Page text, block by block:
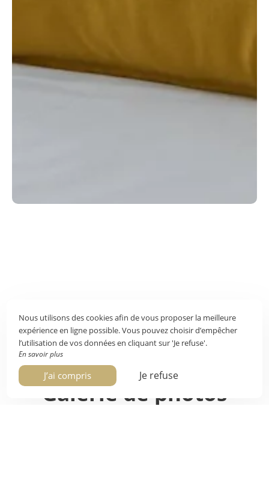
Galerie de photos
Nous utilisons des cookies afin de vous proposer la meilleure
expérience en ligne possible. Vous pouvez choisir d’empêcher
l’utilisation de vos données en cliquant sur 'Je refuse'.
En savoir plus
J’ai compris Je refuse